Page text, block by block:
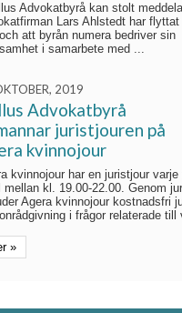
Advokatbyrå kan stolt
Lars Ahlstedt har flyttat
att byrån numera bedriver sin
i samarbete med ...
2019
Advokatbyrå
juristjouren på
kvinnojour
kvinnojour har en juristjour varje
mellan kl. 19.00-22.00. Genom
Agera kvinnojour kostnadsfri
i frågor relaterade till
»